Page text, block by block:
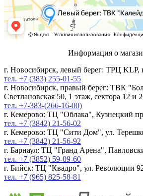
Информация о
г. Новосибирск, левый берег: ТРЦ KLP,
тел. +7 (383) 255-01-55
г. Новосибирск, правый берег: ТВК
Светлановская 50, 1 этаж, сектора 12 и
тел. +7-383-(266-16-00)
г. Кемерово: ТЦ "Облака", Кузнецкий
тел. +7 (3842) 21-56-02
г. Кемерово: ТЦ "Сити Дом", ул.
тел. +7 (3842) 21-56-92
г. Барнаул: ТЦ "Гранд Арена",
тел. +7 (3852) 59-09-60
г. Бийск: ТЦ "Квадро", ул. Революции
тел. +7 (965) 825-58-81